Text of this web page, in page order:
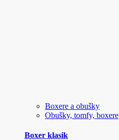
Boxere a obušky
Obušky, tomfy, boxere
Boxer klasik